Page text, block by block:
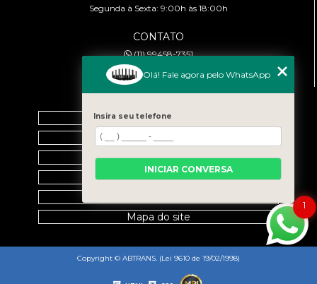
Segunda à Sexta: 9:00h às 18:00h
CONTATO
(11) 99458-7351
cursoabtrans@gmail.com
Home
Empresa
Galeria
Contato
Mapa do site
Copyright © ABTRANS. (Lei 9610 de 19/02/1998)
1
Olá! Fale agora pelo WhatsApp
Insira seu telefone
INICIAR CONVERSA